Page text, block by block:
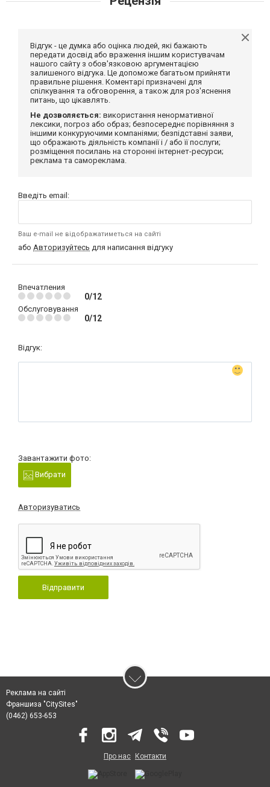
Відгук - це думка або оцінка людей, які бажають
передати досвід або враження іншим користувачам
нашого сайту з обов'язковою аргументацією
залишеного відгука. Це допоможе багатьом прийняти
правильне рішення. Коментарі призначені для
спілкування та обговорення, а також для роз'яснення
питань, що цікавлять.
Не дозволяється: використання ненормативної
лексики, погроз або образ; безпосереднє порівняння з
іншими конкуруючими компаніями; безпідставні заяви,
що ображають діяльність компанії і / або її послуги;
розміщення посилань на сторонні інтернет-ресурси;
реклама та самореклама.
Введіть email:
Ваш e-mail не відображатиметься на сайті
або Авторизуйтесь для написання відгуку
Впечатления
0/12
Обслуговування
0/12
Відгук:
Завантажити фото:
Вибрати
Авторизуватись
Відправити
Реклама на сайті
Франшиза "CitySites"
(0462) 653-653
Про нас Контакти